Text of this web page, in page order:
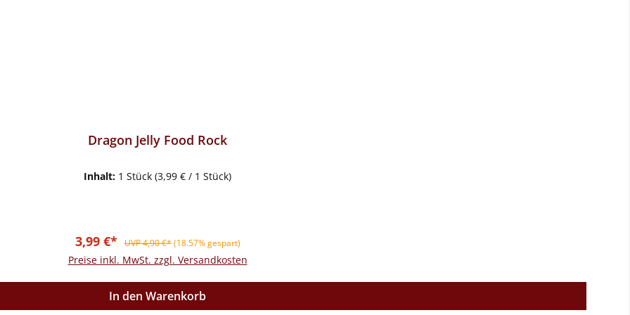
Dragon Jelly Food Rock
Inhalt: 1 Stück (3,99 € / 1 Stück)
Verkaufspreis:
3,99 €* Regulärer Preis:
UVP 4,90 €* (18.57% gespart)
Preise inkl. MwSt. zzgl. Versandkosten
In den Warenkorb